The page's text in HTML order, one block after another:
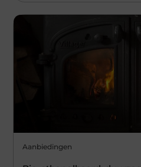
Aanbiedingen